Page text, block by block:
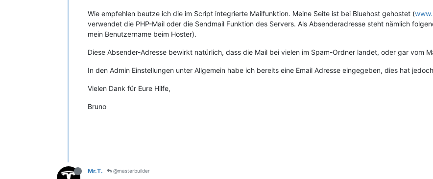
Wie empfehlen beutze ich die im Script integrierte Mailfunktion. Meine Seite ist bei Bluehost gehostet (
verwendet die PHP-Mail oder die Sendmail Funktion des Servers. Als Absenderadresse steht nämlich
mein Benutzername beim Hoster).
Diese Absender-Adresse bewirkt natürlich, dass die Mail bei vielen im Spam-Ordner landet, oder gar vom
In den Admin Einstellungen unter Allgemein habe ich bereits eine Email Adresse eingegeben, dies hat
Vielen Dank für Eure Hilfe,
Bruno
Mr.T. @masterbuilder